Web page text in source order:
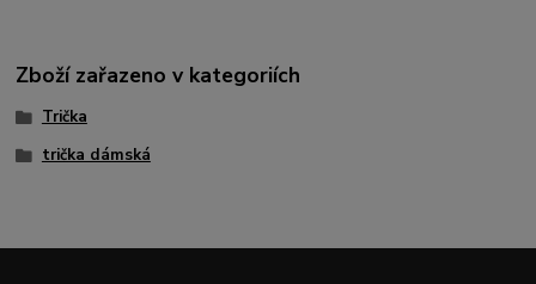
Zboží zařazeno v kategoriích
Trička
trička dámská